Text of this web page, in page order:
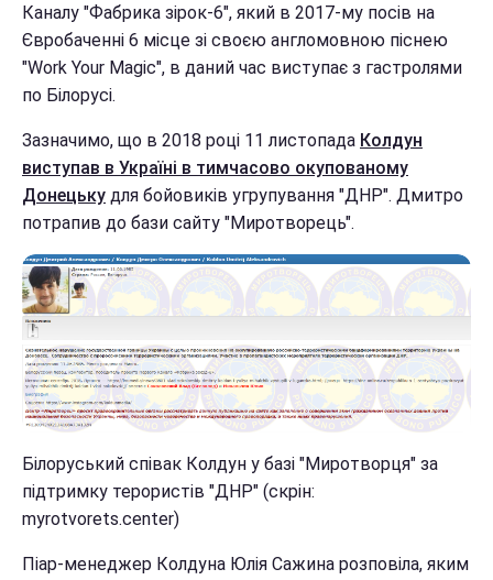
Каналу "Фабрика зірок-6", який в 2017-му посів на
Євробаченні 6 місце зі своєю англомовною піснею
"Work Your Magic", в даний час виступає з гастролями
по Білорусі.
Зазначимо, що в 2018 році 11 листопада Колдун
виступав в Україні в тимчасово окупованому
Донецьку для бойовиків угрупування "ДНР". Дмитро
потрапив до бази сайту "Миротворець".
Білоруський співак Колдун у базі "Миротворця" за
підтримку терористів "ДНР" (скрін:
myrotvorets.center)
Піар-менеджер Колдуна Юлія Сажина розповіла, яким